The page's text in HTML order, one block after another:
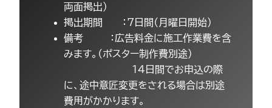
両面掲出）
掲出期間 ：7日間（月曜日開始）
備考 ：広告料金に施工作業費を含
みます。（ポスター制作費別途）
14日間でお申込の際
に、途中意匠変更をされる場合は別途
費用がかかります。